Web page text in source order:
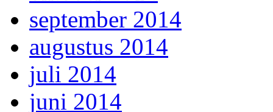
september 2014
augustus 2014
juli 2014
juni 2014